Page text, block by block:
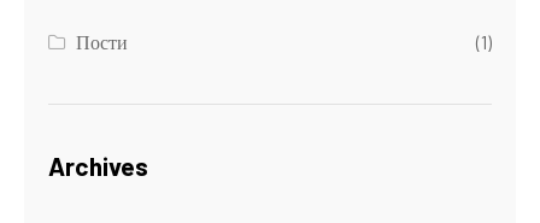
Пости (1)
Archives